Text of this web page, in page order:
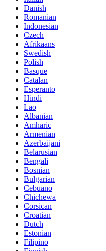
Danish
Romanian
Indonesian
Czech
Afrikaans
Swedish
Polish
Basque
Catalan
Esperanto
Hindi
Lao
Albanian
Amharic
Armenian
Azerbaijani
Belarusian
Bengali
Bosnian
Bulgarian
Cebuano
Chichewa
Corsican
Croatian
Dutch
Estonian
Filipino